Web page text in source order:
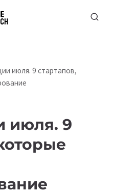
июля. 9 стартапов,
июля. 9